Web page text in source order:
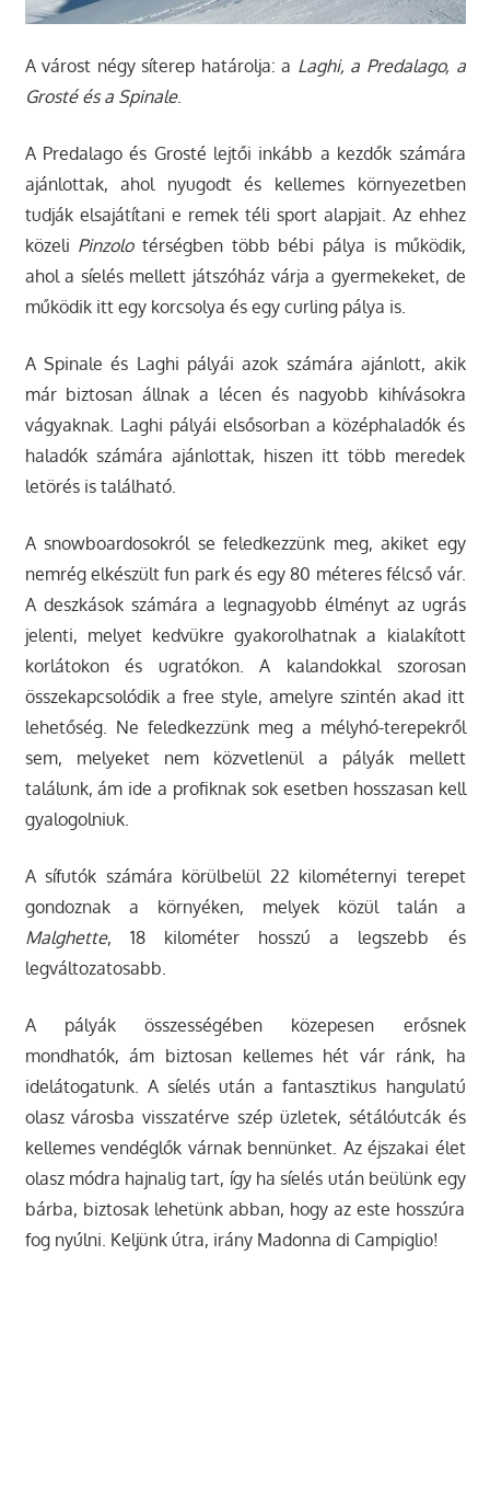
A várost négy síterep határolja: a Laghi, a Predalago, a
Grosté és a Spinale.
A Predalago és Grosté lejtői inkább a kezdők számára
ajánlottak, ahol nyugodt és kellemes környezetben
tudják elsajátítani e remek téli sport alapjait. Az ehhez
közeli Pinzolotérségben több bébi pálya is működik,
ahol a síelés mellett játszóház várja a gyermekeket, de
működik itt egy korcsolya és egy curling pálya is.
A Spinale és Laghi pályái azok számára ajánlott, akik
már biztosan állnak a lécen és nagyobb kihívásokra
vágyaknak. Laghi pályái elsősorban a középhaladók és
haladók számára ajánlottak, hiszen itt több meredek
letörés is található.
A snowboardosokról se feledkezzünk meg, akiket egy
nemrég elkészült fun park és egy 80 méteres félcső vár.
A deszkások számára a legnagyobb élményt az ugrás
jelenti, melyet kedvükre gyakorolhatnak a kialakított
korlátokon és ugratókon. A kalandokkal szorosan
összekapcsolódik a free style, amelyre szintén akad itt
lehetőség. Ne feledkezzünk meg a mélyhó-terepekről
sem, melyeket nem közvetlenül a pályák mellett
találunk, ám ide a profiknak sok esetben hosszasan kell
gyalogolniuk.
A sífutók számára körülbelül 22 kilométernyi terepet
gondoznak a környéken, melyek közül talán a
Malghette, 18 kilométer hosszú a legszebb és
legváltozatosabb.
A pályák összességében közepesen erősnek
mondhatók, ám biztosan kellemes hét vár ránk, ha
idelátogatunk. A síelés után a fantasztikus hangulatú
olasz városba visszatérve szép üzletek, sétálóutcák és
kellemes vendéglők várnak bennünket. Az éjszakai élet
olasz módra hajnalig tart, így ha síelés után beülünk egy
bárba, biztosak lehetünk abban, hogy az este hosszúra
fog nyúlni. Keljünk útra, irány Madonna di Campiglio!